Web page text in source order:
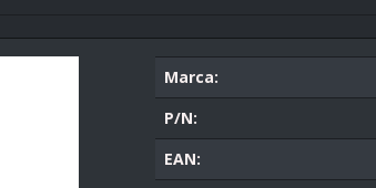
Marca:
P/N:
EAN: